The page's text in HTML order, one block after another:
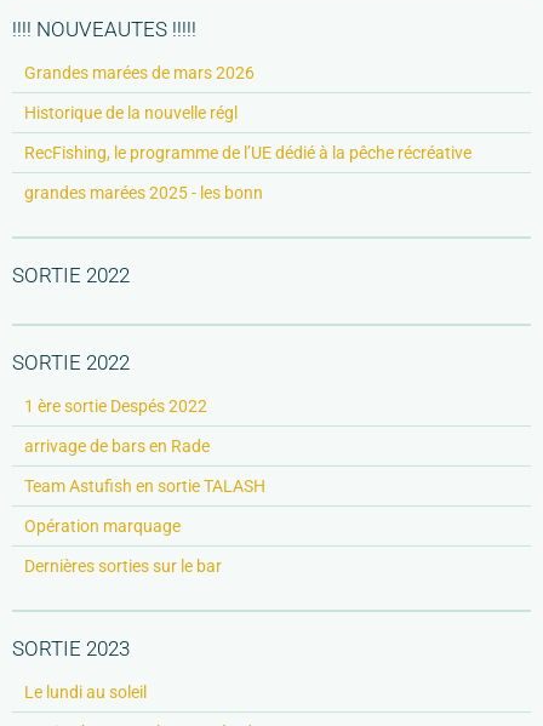
!!!! NOUVEAUTES !!!!!
Grandes marées de mars 2026
Historique de la nouvelle régl
RecFishing, le programme de l’UE dédié à la pêche récréative
grandes marées 2025 - les bonn
SORTIE 2022
SORTIE 2022
1 ère sortie Despés 2022
arrivage de bars en Rade
Team Astufish en sortie TALASH
Opération marquage
Dernières sorties sur le bar
SORTIE 2023
Le lundi au soleil